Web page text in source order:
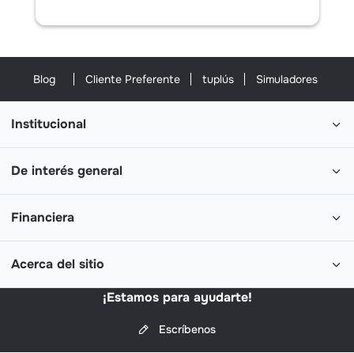
Blog Cliente Preferente tuplús Simuladores
Institucional
De interés general
Financiera
Acerca del sitio
¡Estamos para ayudarte!
Escríbenos